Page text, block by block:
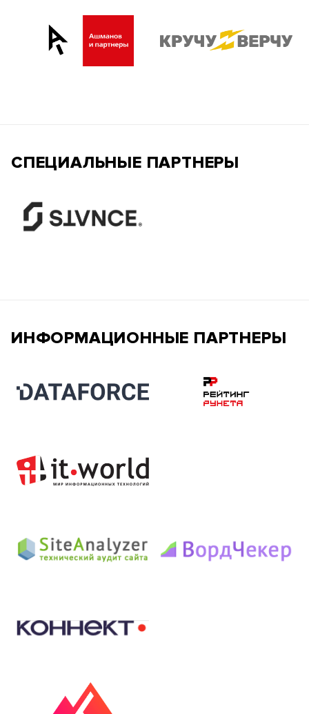
СПЕЦИАЛЬНЫЕ ПАРТНЕРЫ
ИНФОРМАЦИОННЫЕ ПАРТНЕРЫ